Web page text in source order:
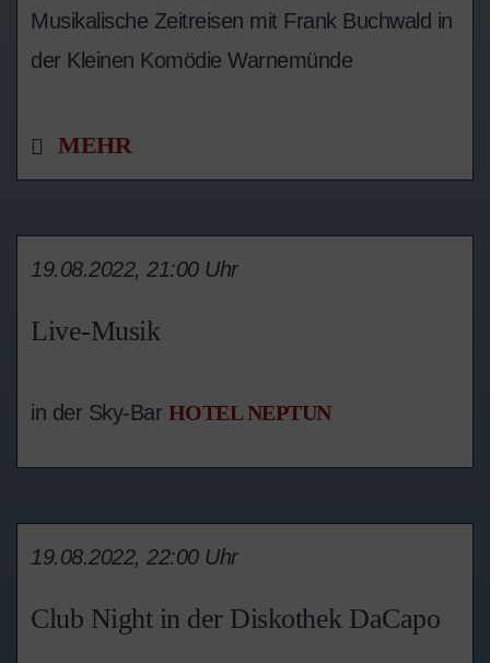
Musikalische Zeitreisen mit Frank Buchwald in
der Kleinen Komödie Warnemünde
MEHR
Live-Musik
19.08.2022, 21:00 Uhr
in der Sky-Bar HOTEL NEPTUN
Club Night in der Diskothek DaCapo
19.08.2022, 22:00 Uhr